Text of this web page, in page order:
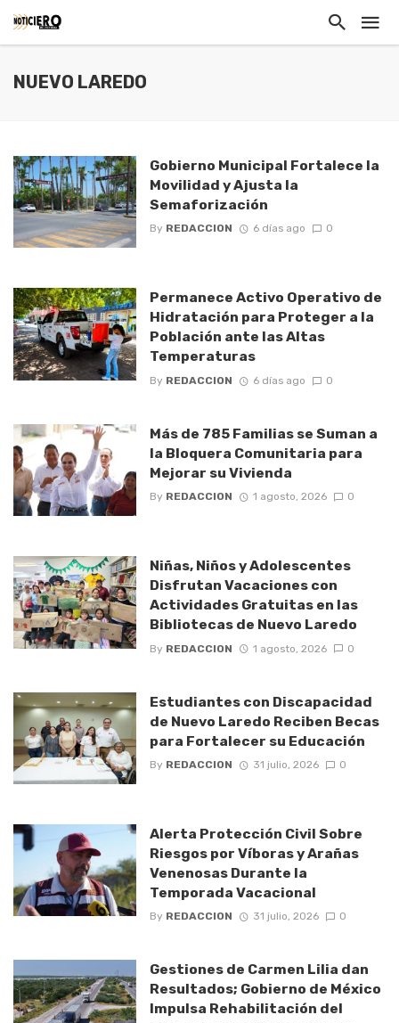
NUEVO LAREDO
Gobierno Municipal Fortalece la
Movilidad y Ajusta la
Semaforización
By REDACCION 6 días ago 0
Permanece Activo Operativo de
Hidratación para Proteger a la
Población ante las Altas
Temperaturas
By REDACCION 6 días ago 0
Más de 785 Familias se Suman a
la Bloquera Comunitaria para
Mejorar su Vivienda
By REDACCION 1 agosto, 2026 0
Niñas, Niños y Adolescentes
Disfrutan Vacaciones con
Actividades Gratuitas en las
Bibliotecas de Nuevo Laredo
By REDACCION 1 agosto, 2026 0
Estudiantes con Discapacidad
de Nuevo Laredo Reciben Becas
para Fortalecer su Educación
By REDACCION 31 julio, 2026 0
Alerta Protección Civil Sobre
Riesgos por Víboras y Arañas
Venenosas Durante la
Temporada Vacacional
By REDACCION 31 julio, 2026 0
Gestiones de Carmen Lilia dan
Resultados; Gobierno de México
Impulsa Rehabilitación del